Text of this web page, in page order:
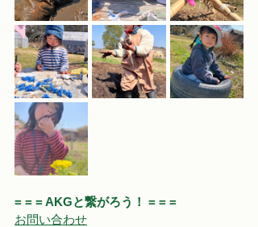
= = = AKGと繋がろう！ = = =
お問い合わせ